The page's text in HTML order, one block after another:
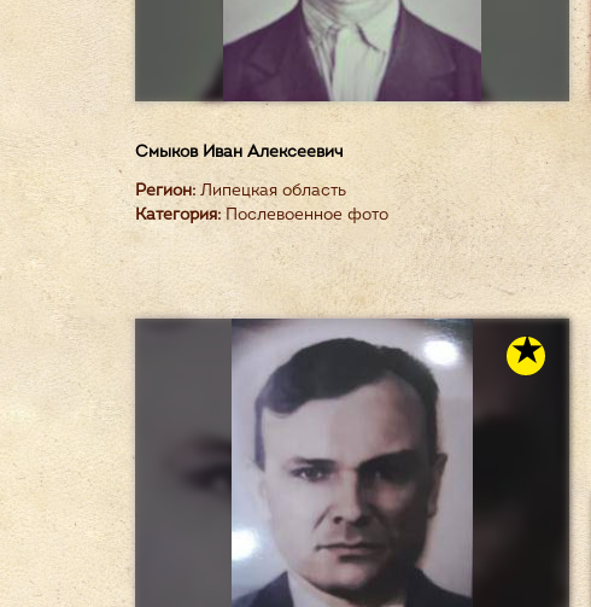
Смыков Иван Алексеевич
Регион:Липецкая область
Категория: Послевоенное фото